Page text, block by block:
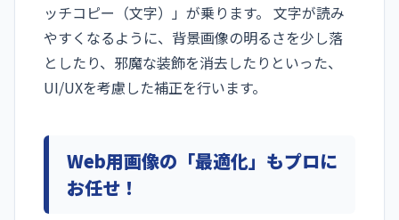
ッチコピー（文字）」が乗ります。 文字が読み
やすくなるように、背景画像の明るさを少し落
としたり、邪魔な装飾を消去したりといった、
UI/UXを考慮した補正を行います。
Web用画像の「最適化」もプロに
お任せ！